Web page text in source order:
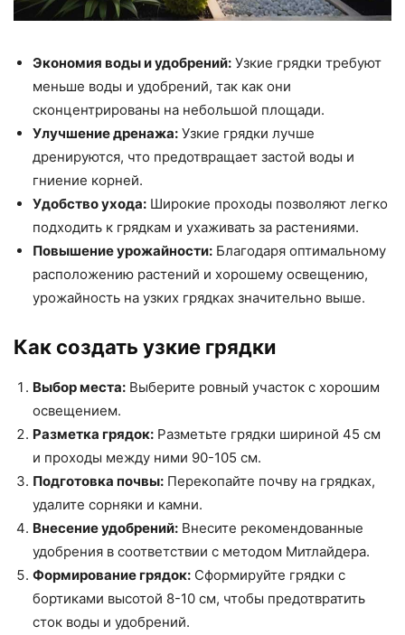
Экономия воды и удобрений: Узкие грядки требуют
меньше воды и удобрений, так как они
сконцентрированы на небольшой площади.
Улучшение дренажа: Узкие грядки лучше
дренируются, что предотвращает застой воды и
гниение корней.
Удобство ухода: Широкие проходы позволяют легко
подходить к грядкам и ухаживать за растениями.
Повышение урожайности: Благодаря оптимальному
расположению растений и хорошему освещению,
урожайность на узких грядках значительно выше.
Как создать узкие грядки
Выбор места: Выберите ровный участок с хорошим
освещением.
Разметка грядок: Разметьте грядки шириной 45 см
и проходы между ними 90-105 см.
Подготовка почвы: Перекопайте почву на грядках,
удалите сорняки и камни.
Внесение удобрений: Внесите рекомендованные
удобрения в соответствии с методом Митлайдера.
Формирование грядок: Сформируйте грядки с
бортиками высотой 8-10 см, чтобы предотвратить
сток воды и удобрений.